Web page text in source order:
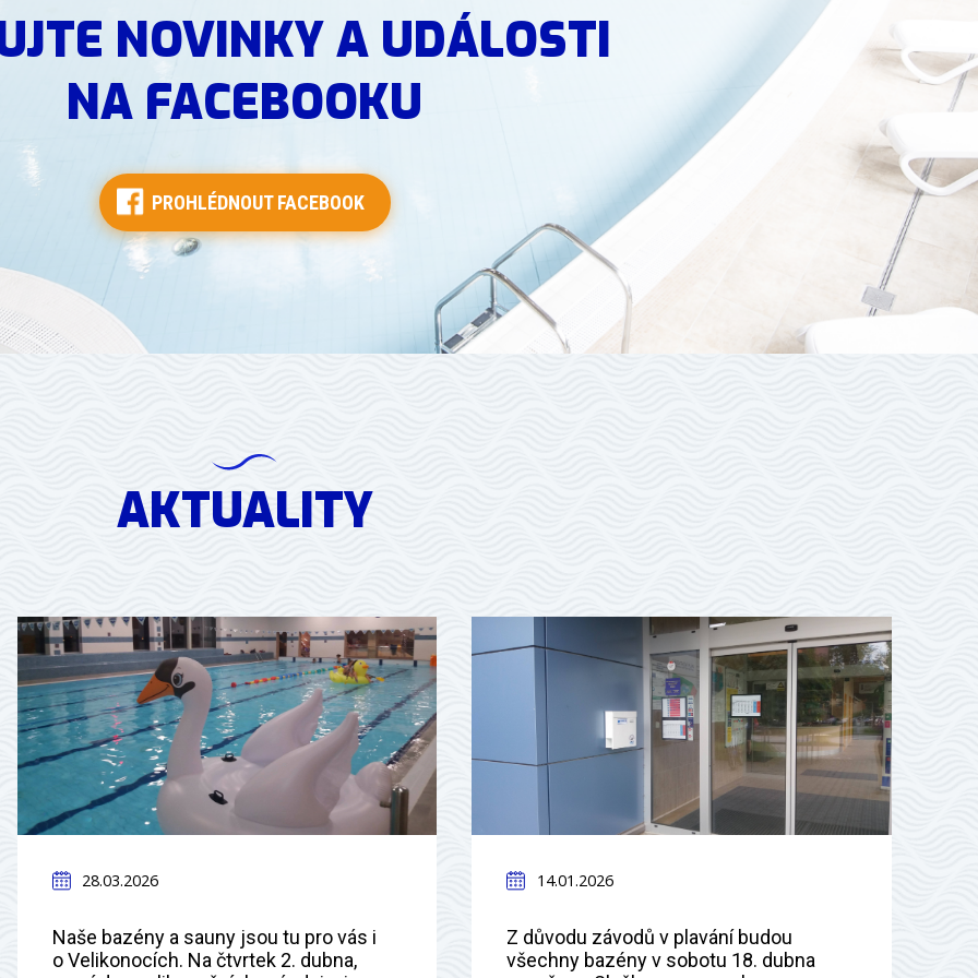
NOVINKY A UDÁLOSTI
NA FACEBOOKU
PROHLÉDNOUT FACEBOOK
AKTUALITY
28.03.2026
Naše bazény a sauny jsou tu pro vás i
o Velikonocích. Na čtvrtek 2. dubna,
14.01.2026
Z důvodu závodů v plavání budou
všechny bazény v sobotu 18. dubna